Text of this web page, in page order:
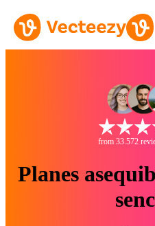
from 33.572
Planes